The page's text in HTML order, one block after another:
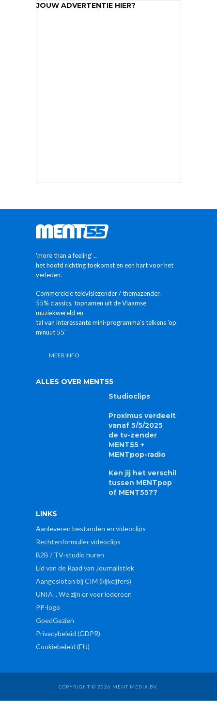
JOUW ADVERTENTIE HIER?
'more than a feeling' ..
het hoofd richting toekomst en een hart voor het
verleden.
Commerciële televisiezender / themazender.
55% classics, topnamen uit de Vlaamse
muziekwereld en
tal van interessante mini-programma's telkens 'op
minuut 55'
MEER INFO
ALLES OVER MENT55
Studioclips
Proximus verdeelt
vanaf 5/5/2025
de tv-zender
MENT55 +
MENTpop-radio
Ken jij het verschil
tussen MENTpop
of MENT55??
LINKS
Aanleveren bestanden en videoclips
Rechtenformulier videoclips
B2B / TV-studio huren
Lid van de Raad van Journalistiek
Aangesloten bij CIM (kijkcijfers)
UNIA .. We zijn er voor iedereen
PP-logo
GoedGezien
Privacybeleid (GDPR)
Cookiebeleid (EU)
COPYRIGHT © 2026 MENT MEDIA BV.